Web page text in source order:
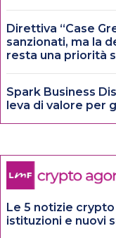
Direttiva “Case
sanzionati, ma la
resta una priorità
Spark Business
leva di valore per
Le 5 notizie
istituzioni e nuovi